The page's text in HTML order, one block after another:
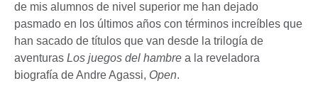
de mis alumnos de nivel superior me han dejado
pasmado en los últimos años con términos increíbles que
han sacado de títulos que van desde la trilogía de
aventuras Los juegos del hambre a la reveladora
biografía de Andre Agassi, Open.